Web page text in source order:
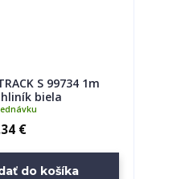
S 99734 1m
biela
€
do košíka